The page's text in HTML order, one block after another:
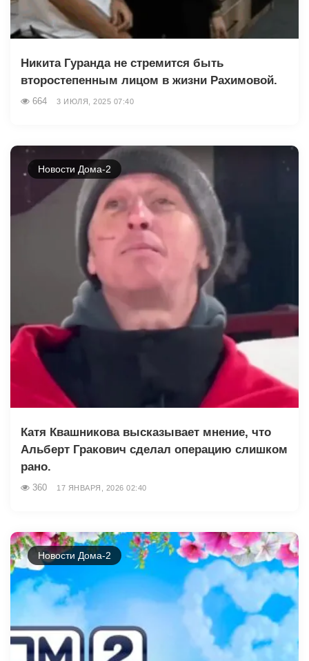
Никита Гуранда не стремится быть
второстепенным лицом в жизни Рахимовой.
664 3 ИЮЛЯ, 2025 07:40
Новости Дома-2
Катя Квашникова высказывает мнение, что
Альберт Гракович сделал операцию слишком
рано.
360 17 ЯНВАРЯ, 2026 02:40
Новости Дома-2